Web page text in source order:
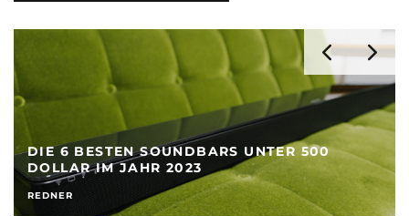
DIE 6 BESTEN SOUNDBARS UNTER 500
DOLLAR IM JAHR 2023
REDNER